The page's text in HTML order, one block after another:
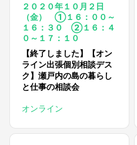
２０２０年１０月２日
（金） ①１６：００～
１６：３０ ②１６：４
０～１７：１０
【終了しました】【オン
ライン出張個別相談デス
ク】瀬戸内の島の暮らし
と仕事の相談会
オンライン